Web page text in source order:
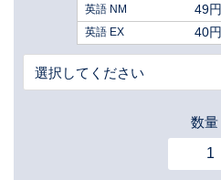
英語 NM
49円
英語 EX
40円
数量